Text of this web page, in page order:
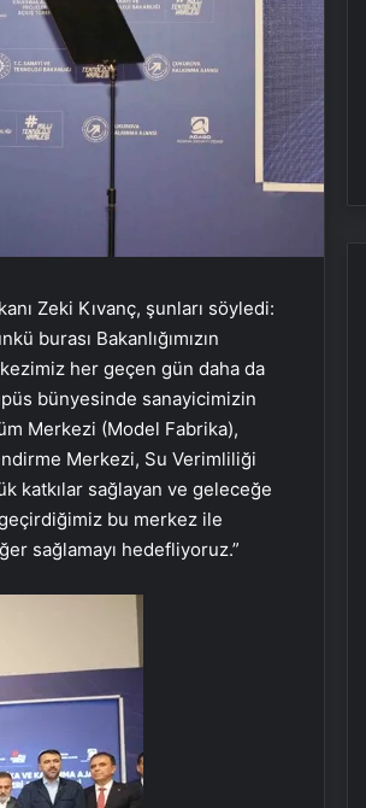
Zeki Kıvanç, şunları söyledi:
burası Bakanlığımızın
her geçen gün daha da
bünyesinde sanayicimizin
Merkezi (Model Fabrika),
Merkezi, Su Verimliliği
katkılar sağlayan ve geleceğe
bu merkez ile
sağlamayı hedefliyoruz.”